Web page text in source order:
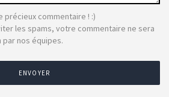
précieux commentaire ! :)
les spams, votre commentaire ne sera
par nos équipes.
ENVOYER